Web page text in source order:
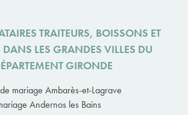
TRAITEURS, BOISSONS ET
DANS LES GRANDES VILLES DU
GIRONDE
mariage Ambarès-et-Lagrave
Andernos les Bains